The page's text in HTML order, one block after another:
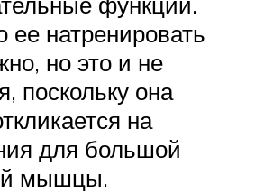
ее натренировать
но это и не
поскольку она
на
для большой
мышцы.